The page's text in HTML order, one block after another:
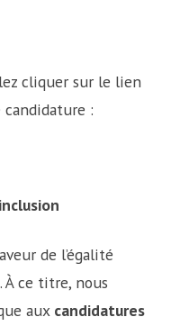
cliquer sur le lien
:
de l’égalité
À ce titre, nous
aux candidatures